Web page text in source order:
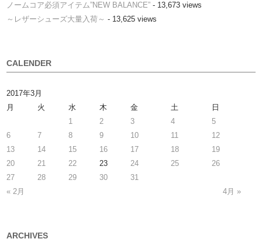
ノームコア必須アイテム”NEW BALANCE” - 13,673 views
～レザーシューズ大量入荷～ - 13,625 views
CALENDER
2017年3月
月
火 水 木 金 土 日
« 2月 4月 »
1 2 3 4
5
6
7 8 9 10 11
12
13
14 15 16 17 18
19
20
21 22 23 24 25
26
27
28 29 30 31
ARCHIVES